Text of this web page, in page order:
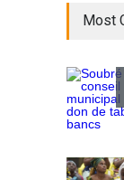
Most